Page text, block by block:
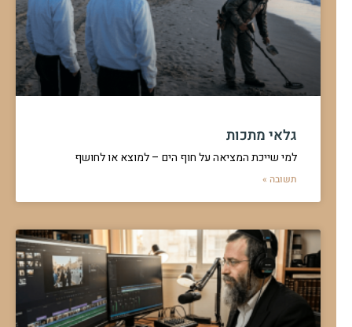
גלאי מתכות
למי שייכת המציאה על חוף הים – למוצא או לחושף
תשובה »